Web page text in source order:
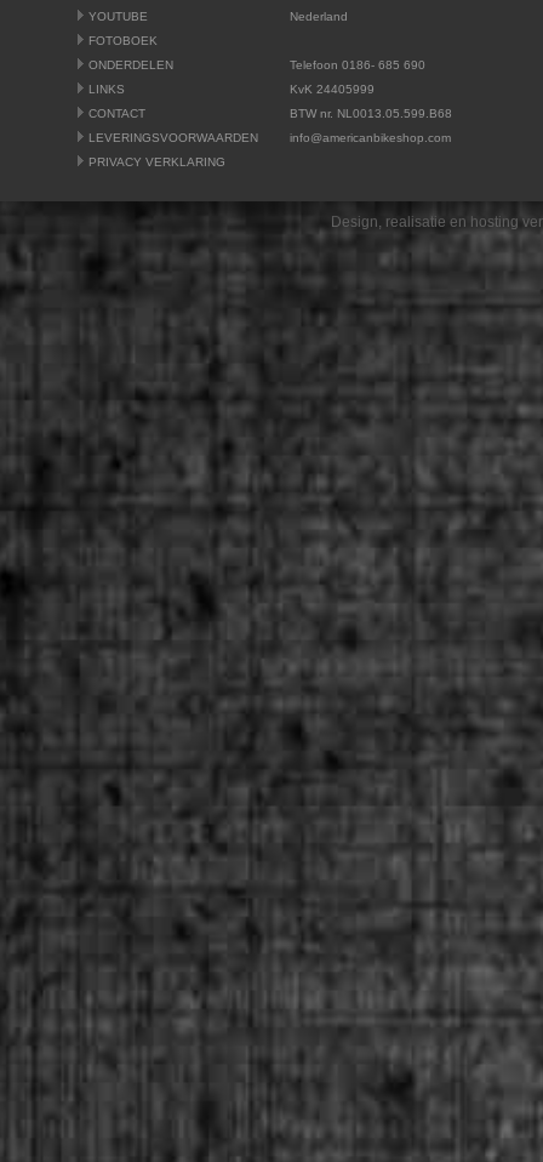
YOUTUBE
FOTOBOEK
ONDERDELEN
LINKS
CONTACT
LEVERINGSVOORWAARDEN
PRIVACY VERKLARING
Nederland
Telefoon 0186- 685 690
KvK 24405999
BTW nr. NL0013.05.599.B68
info@americanbikeshop.com
Design, realisatie en hosting